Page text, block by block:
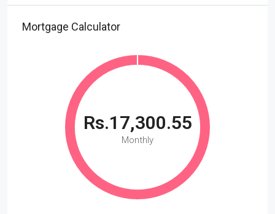
Mortgage Calculator
Rs.17,300.55
Monthly